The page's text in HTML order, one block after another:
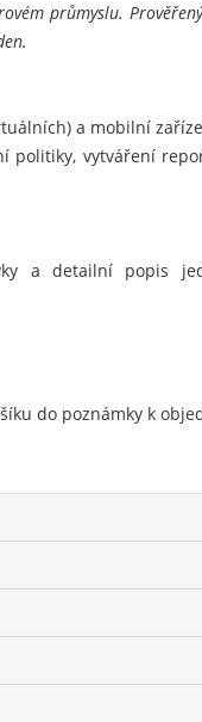
průmyslu.
a mobilní
politiky, vytváření
a detailní popis
do poznámky k